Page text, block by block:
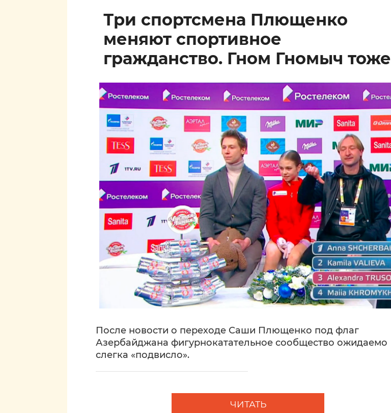
Три спортсмена Плющенко
меняют спортивное
гражданство. Гном Гномыч тоже
После новости о переходе Саши Плющенко под флаг
Азербайджана фигурнокатательное сообщество ожидаемо
слегка «подвисло».
ЧИТАТЬ